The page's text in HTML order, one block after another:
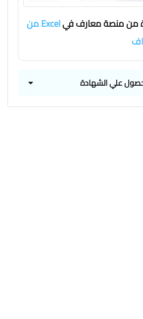
من منصة معارف في
Excel من